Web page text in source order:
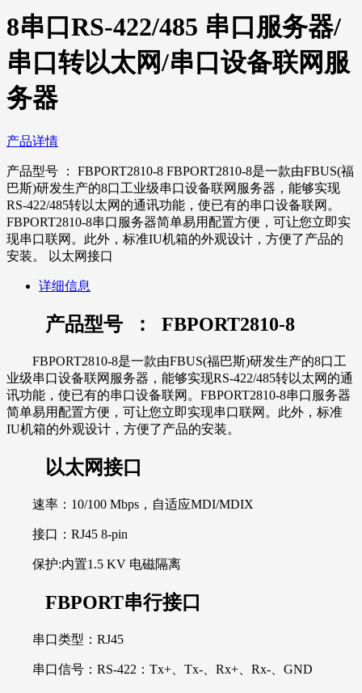
8串口RS-422/485 串口服务器/
串口转以太网/串口设备联网服
务器
产品详情
产品型号 ： FBPORT2810-8 FBPORT2810-8是一款由FBUS(福
巴斯)研发生产的8口工业级串口设备联网服务器，能够实现
RS-422/485转以太网的通讯功能，使已有的串口设备联网。
FBPORT2810-8串口服务器简单易用配置方便，可让您立即实
现串口联网。此外，标准IU机箱的外观设计，方便了产品的
安装。 以太网接口
详细信息
产品型号 ： FBPORT2810-8
FBPORT2810-8是一款由FBUS(福巴斯)研发生产的8口工
业级串口设备联网服务器，能够实现RS-422/485转以太网的通
讯功能，使已有的串口设备联网。FBPORT2810-8串口服务器
简单易用配置方便，可让您立即实现串口联网。此外，标准
IU机箱的外观设计，方便了产品的安装。
以太网接口
速率：10/100 Mbps，自适应MDI/MDIX
接口：RJ45 8-pin
保护:内置1.5 KV 电磁隔离
FBPORT串行接口
串口类型：RJ45
串口信号：RS-422：Tx+、Tx-、Rx+、Rx-、GND